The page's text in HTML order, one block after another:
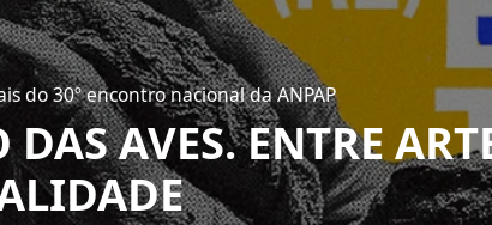
do 30º encontro nacional da ANPAP
AVES. ENTRE